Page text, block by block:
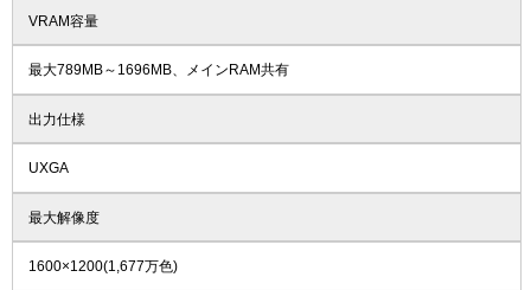
VRAM容量
最大789MB～1696MB、メインRAM共有
出力仕様
UXGA
最大解像度
1600×1200(1,677万色)